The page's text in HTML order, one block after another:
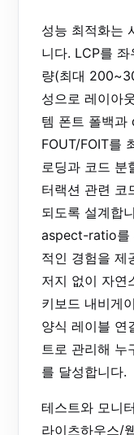
성능 최적화는
니다. LCP를
량(최대
성으로 레이아
템 폰트 폴백과
FOUT/FOIT를
로딩과 코드 분
터랙션 관련 코
되도록 설계합
aspect-ratio를
적인 경험을 제
저지 없이 자연
키보드 내비게
양식 레이블 연
트로 관리해 누
를 달성합니다.
테스트와 모니
라이츠하우스/